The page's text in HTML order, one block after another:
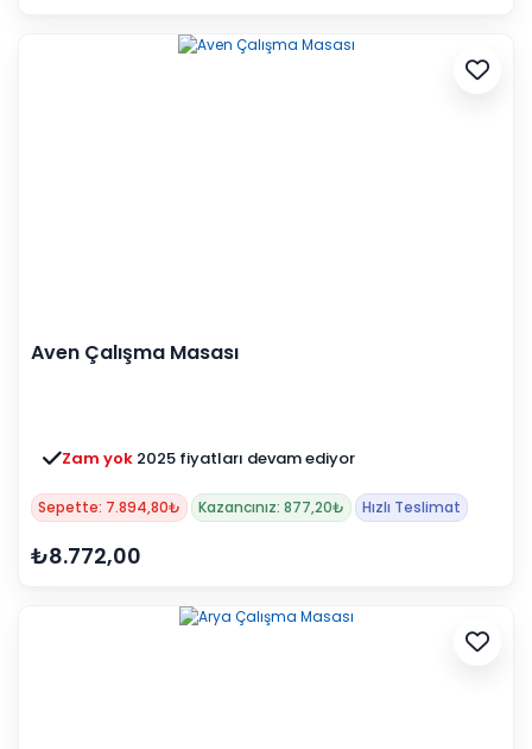
Aven Çalışma Masası
Zam yok 2025 fiyatları devam ediyor
Sepette: 7.894,80₺ Kazancınız: 877,20₺ Hızlı Teslimat
₺8.772,00